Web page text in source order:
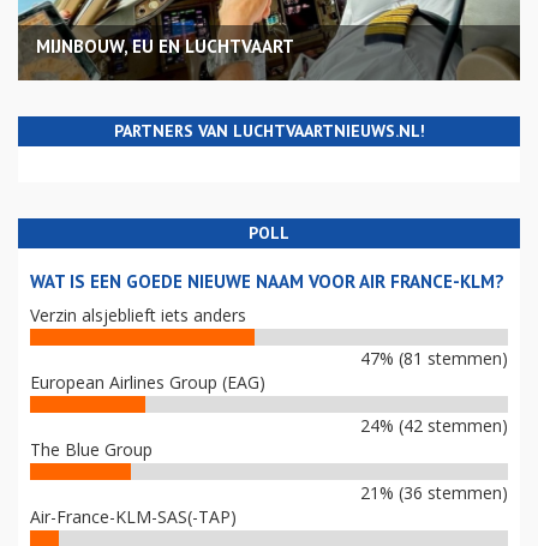
MIJNBOUW, EU EN LUCHTVAART
PARTNERS VAN LUCHTVAARTNIEUWS.NL!
POLL
WAT IS EEN GOEDE NIEUWE NAAM VOOR AIR FRANCE-KLM?
Verzin alsjeblieft iets anders
47% (81 stemmen)
European Airlines Group (EAG)
24% (42 stemmen)
The Blue Group
21% (36 stemmen)
Air-France-KLM-SAS(-TAP)